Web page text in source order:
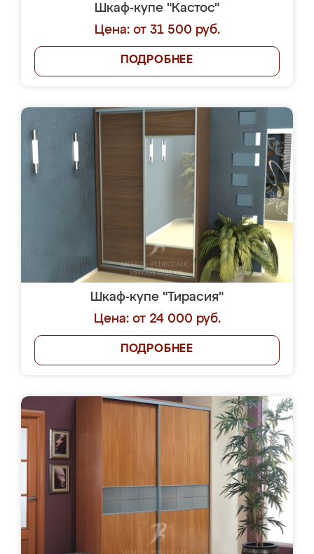
Шкаф-купе "Кастос"
Цена: от 31 500 руб.
ПОДРОБНЕЕ
Шкаф-купе "Тирасия"
Цена: от 24 000 руб.
ПОДРОБНЕЕ